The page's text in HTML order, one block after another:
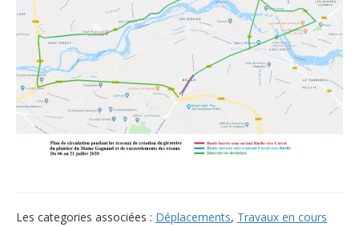
Les categories associées : Déplacements, Travaux en cours